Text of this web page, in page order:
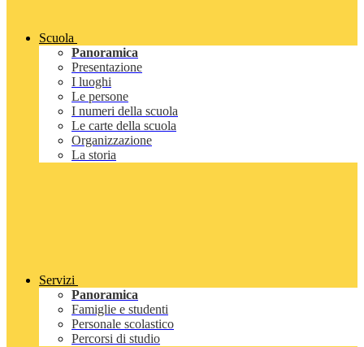
Scuola
Panoramica
Presentazione
I luoghi
Le persone
I numeri della scuola
Le carte della scuola
Organizzazione
La storia
Servizi
Panoramica
Famiglie e studenti
Personale scolastico
Percorsi di studio